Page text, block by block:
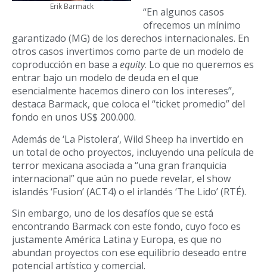
Erik Barmack
“En algunos casos
ofrecemos un mínimo
garantizado (MG) de los derechos internacionales. En
otros casos invertimos como parte de un modelo de
coproducción en base a equity. Lo que no queremos es
entrar bajo un modelo de deuda en el que
esencialmente hacemos dinero con los intereses”,
destaca Barmack, que coloca el “ticket promedio” del
fondo en unos US$ 200.000.
Además de ‘La Pistolera’, Wild Sheep ha invertido en
un total de ocho proyectos, incluyendo una película de
terror mexicana asociada a “una gran franquicia
internacional” que aún no puede revelar, el show
islandés ‘Fusion’ (ACT4) o el irlandés ‘The Lido’ (RTÉ).
Sin embargo, uno de los desafíos que se está
encontrando Barmack con este fondo, cuyo foco es
justamente América Latina y Europa, es que no
abundan proyectos con ese equilibrio deseado entre
potencial artístico y comercial.